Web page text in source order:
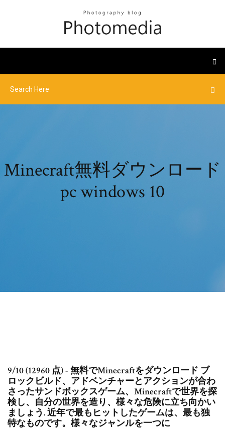
Minecraft無料ダウンロード
pc windows 10
9/10 (12960 点) - 無料でMinecraftをダウンロード ブ
ロックビルド、アドベンチャーとアクションが合わ
さったサンドボックスゲーム、Minecraftで世界を探
検し、自分の世界を造り、様々な危険に立ち向かい
ましょう. 近年で最もヒットしたゲームは、最も独
特なものです。様々なジャンルを一つに